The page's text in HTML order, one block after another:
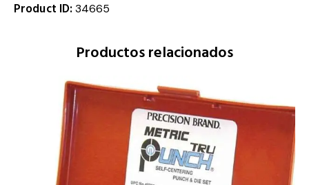
Product ID:34665
Productos relacionados